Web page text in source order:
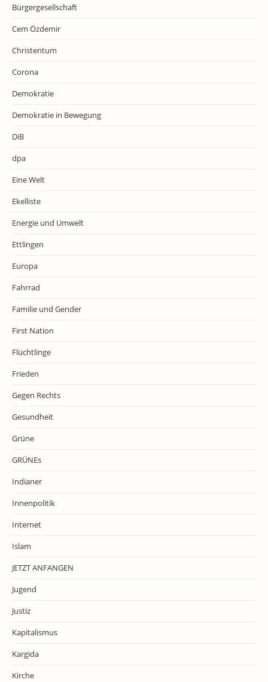
Bürgergesellschaft
Cem Özdemir
Christentum
Corona
Demokratie
Demokratie in Bewegung
DiB
dpa
Eine Welt
Ekelliste
Energie und Umwelt
Ettlingen
Europa
Fahrrad
Familie und Gender
First Nation
Flüchtlinge
Frieden
Gegen Rechts
Gesundheit
Grüne
GRÜNEs
Indianer
Innenpolitik
Internet
Islam
JETZT ANFANGEN
Jugend
Justiz
Kapitalismus
Kargida
Kirche